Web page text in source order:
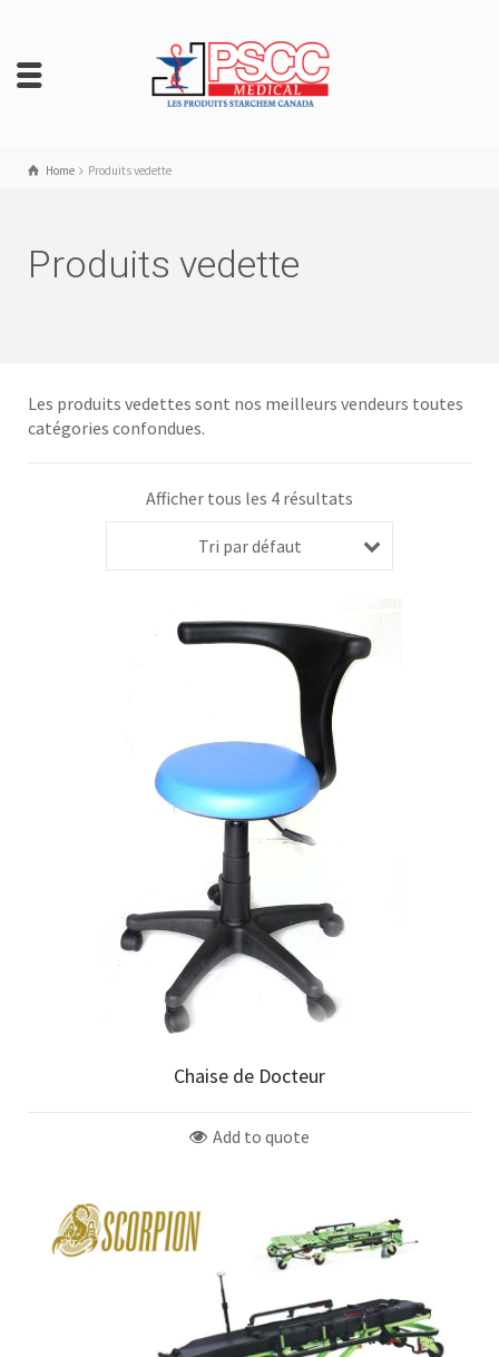
Home Produits vedette
Produits vedette
Les produits vedettes sont nos meilleurs vendeurs toutes
catégories confondues.
Afficher tous les 4 résultats
Tri par défaut
Chaise de Docteur
Add to quote